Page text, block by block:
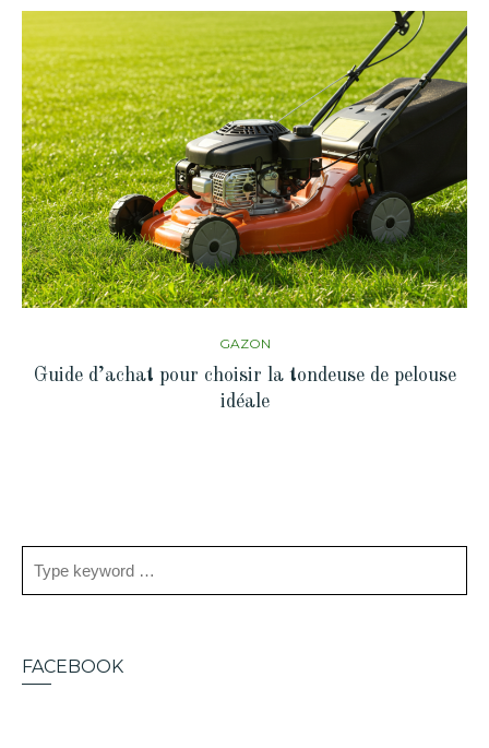
GAZON
Guide d’achat pour choisir la tondeuse de pelouse
idéale
FACEBOOK